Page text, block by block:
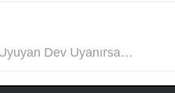
Dev Uyanırsa…